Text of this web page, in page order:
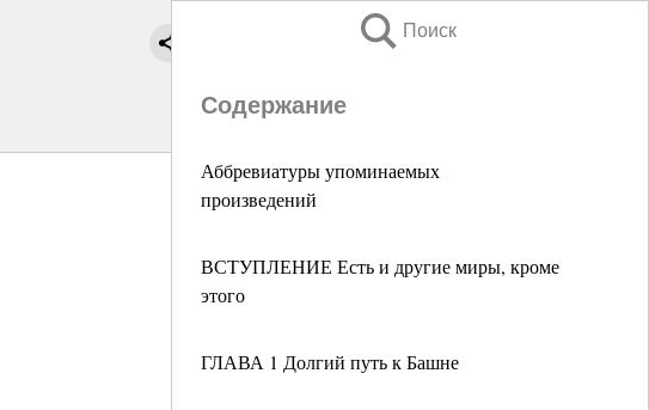
Поиск
Содержание
Аббревиатуры упоминаемых
произведений
ВСТУПЛЕНИЕ Есть и другие миры, кроме
этого
ГЛАВА 1 Долгий путь к Башне